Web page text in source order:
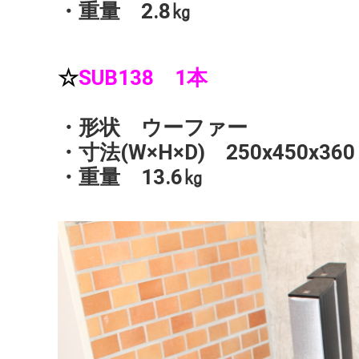
・重量 2.8㎏
☆SUB138 1本
・形状 ウーファー
・寸法(W×H×D)
・重量 13.6㎏